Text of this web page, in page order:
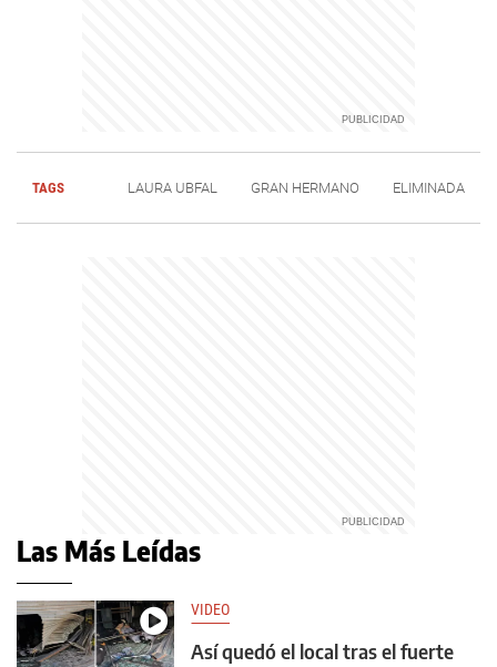
TAGS LAURA UBFAL GRAN HERMANO ELIMINADA
Las Más Leídas
VIDEO
Así quedó el local tras el fuerte